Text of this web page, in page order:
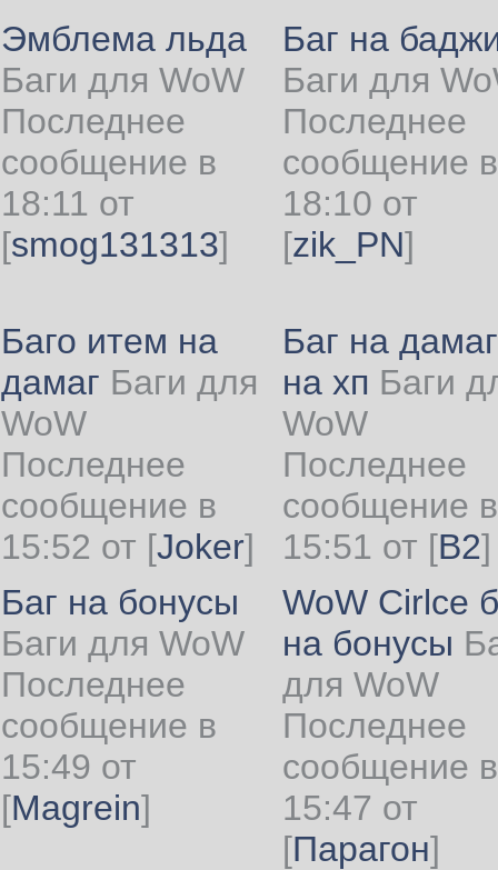
Эмблема льда
Баги для WoW
Последнее
сообщение в
18:11 от
[smog131313]
Баг на
Баги для
Последнее
сообщение в
18:10 от
[zik_PN]
Баго итем на
дамаг Баги для
WoW
Последнее
сообщение в
15:52 от [Joker]
Баг на
на хп Баги
WoW
Последнее
сообщение в
15:51 от [B2]
Баг на бонусы
Баги для WoW
Последнее
сообщение в
15:49 от
[Magrein]
WoW Cirlce
на бонусы
для WoW
Последнее
сообщение в
15:47 от
[Парагон]